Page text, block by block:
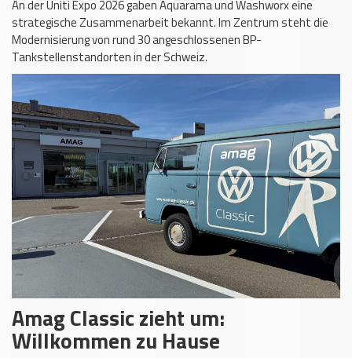
An der Uniti Expo 2026 gaben Aquarama und Washworx eine
strategische Zusammenarbeit bekannt. Im Zentrum steht die
Modernisierung von rund 30 angeschlossenen BP-
Tankstellenstandorten in der Schweiz.
Amag Classic zieht um:
Willkommen zu Hause